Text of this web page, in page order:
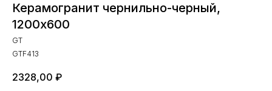
Керамогранит чернильно-черный,
1200х600
GT
GTF413
2328,00 ₽